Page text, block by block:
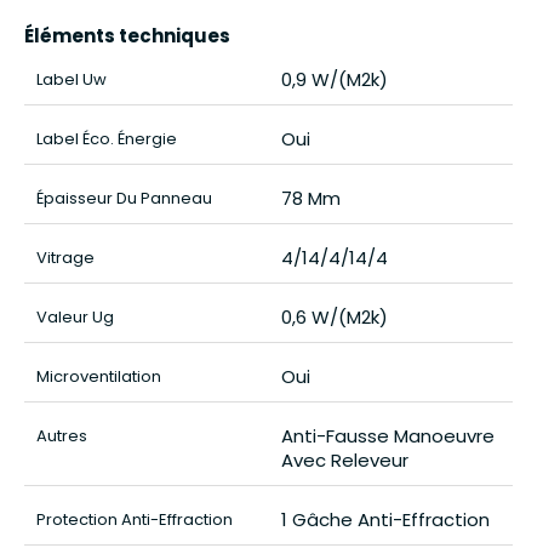
Éléments techniques
Label Uw 0,9 W/(m2k)
Label Éco. Énergie Oui
Épaisseur Du Panneau 78 Mm
Vitrage 4/14/4/14/4
Valeur Ug 0,6 W/(m2k)
Microventilation Oui
Autres
Anti-Fausse Manoeuvre
Avec Releveur
Protection Anti-Effraction 1 Gâche Anti-Effraction